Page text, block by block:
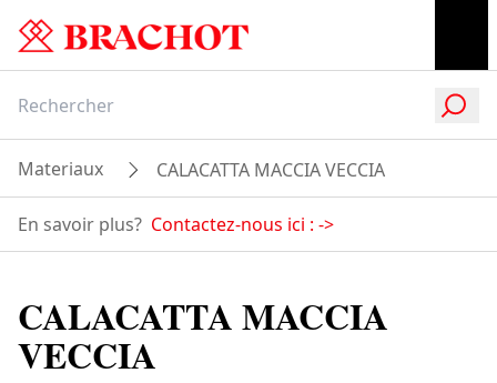
Materiaux CALACATTA MACCIA VECCIA
En savoir plus? Contactez-nous ici : ->
CALACATTA MACCIA
VECCIA